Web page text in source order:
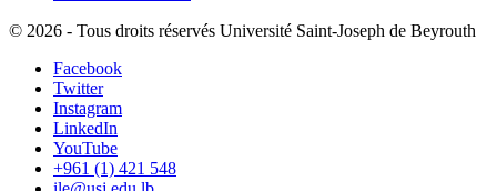
© 2026 - Tous droits réservés Université Saint-Joseph de Beyrouth
Facebook
Twitter
Instagram
LinkedIn
YouTube
+961 (1) 421 548